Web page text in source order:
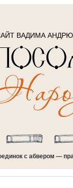
ВАДИМА
с абвером —